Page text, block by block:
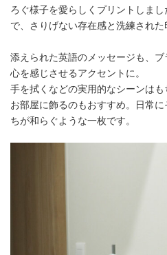
ろぐ様子を愛らしくプリントしま
で、さりげない存在感と洗練された
添えられた英語のメッセージも、
心を感じさせるアクセントに。
手を拭くなどの実用的なシーンは
お部屋に飾るのもおすすめ。日常
ちが和らぐような一枚です。